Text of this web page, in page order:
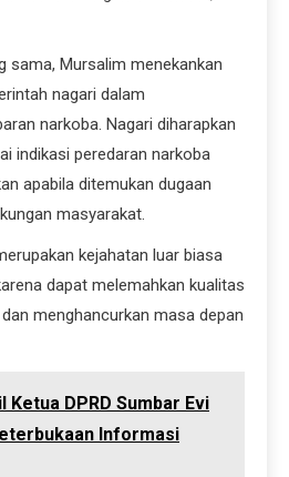
sama, Mursalim menekankan
nagari dalam
narkoba. Nagari diharapkan
indikasi peredaran narkoba
apabila ditemukan dugaan
masyarakat.
kejahatan luar biasa
dapat melemahkan kualitas
menghancurkan masa depan
Ketua DPRD Sumbar Evi
Informasi